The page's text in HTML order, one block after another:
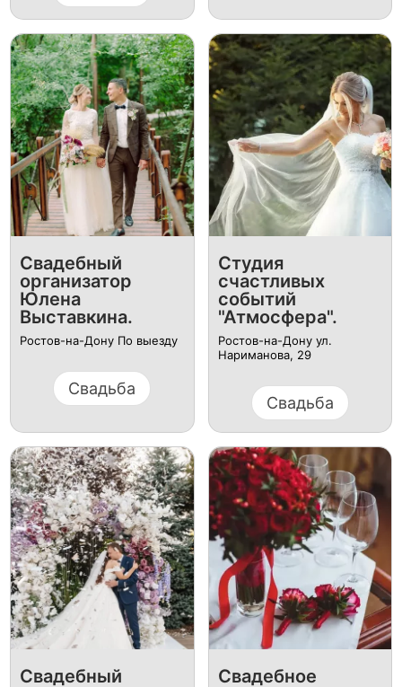
Свадебный
организатор
Юлена
Выставкина.
Ростов-на-Дону По выезду
Свадьба
Студия
счастливых
событий
"Атмосфера".
Ростов-на-Дону ул.
Нариманова, 29
Свадьба
Свадебный
Свадебное